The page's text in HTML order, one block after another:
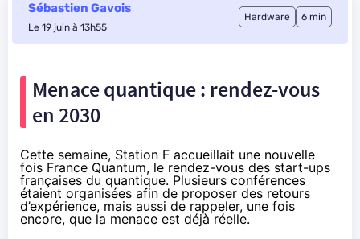
Sébastien Gavois
Le 19 juin à 13h55
Hardware 6 min
Menace quantique : rendez-vous
en 2030
Cette semaine, Station F accueillait une nouvelle
fois France Quantum, le rendez-vous des start-ups
françaises du quantique. Plusieurs conférences
étaient organisées afin de proposer des retours
d’expérience, mais aussi de rappeler, une fois
encore, que la menace est déjà réelle.